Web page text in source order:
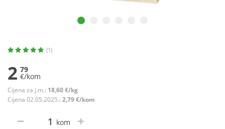
(1)
2 79
€/kom
Cijena za j.m.: 18,60 €/kg
Cijena 02.05.2025.: 2,79 €/kom
kom